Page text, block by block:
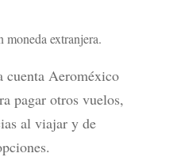
extranjera.
cuenta Aeroméxico
pagar otros vuelos,
al viajar y de